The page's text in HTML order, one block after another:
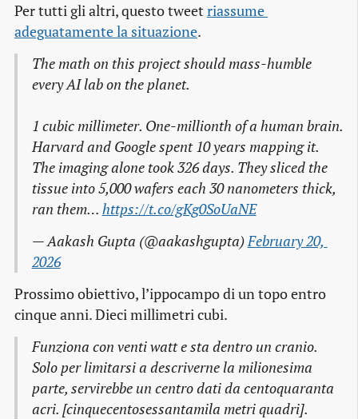
Per tutti gli altri, questo tweet riassume
adeguatamente la situazione.
The math on this project should mass-humble
every AI lab on the planet.
1 cubic millimeter. One-millionth of a human brain.
Harvard and Google spent 10 years mapping it.
The imaging alone took 326 days. They sliced the
tissue into 5,000 wafers each 30 nanometers thick,
ran them… https://t.co/gKg0SoUaNE
— Aakash Gupta (@aakashgupta)February 20,
2026
Prossimo obiettivo, l’ippocampo di un topo entro
cinque anni. Dieci millimetri cubi.
Funziona con venti watt e sta dentro un cranio.
Solo per limitarsi a descriverne la milionesima
parte, servirebbe un centro dati da centoquaranta
acri. [cinquecentosessantamila metri quadri].